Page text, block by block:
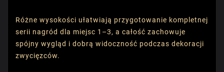
Różne wysokości ułatwiają przygotowanie kompletnej
serii nagród dla miejsc 1–3, a całość zachowuje
spójny wygląd i dobrą widoczność podczas dekoracji
zwycięzców.